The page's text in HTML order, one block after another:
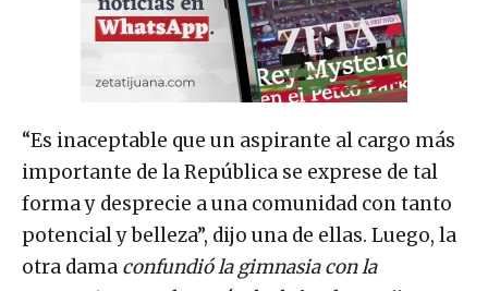
“Es inaceptable que un aspirante al cargo más
importante de la República se exprese de tal
forma y desprecie a una comunidad con tanto
potencial y belleza”, dijo una de ellas. Luego, la
otra dama confundió la gimnasia con la